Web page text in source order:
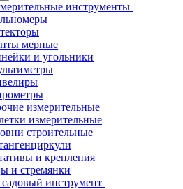
инструменты
мерные
и угольники
измерительные
измерительные
строительные
и крепления
и стремянки
инструмент